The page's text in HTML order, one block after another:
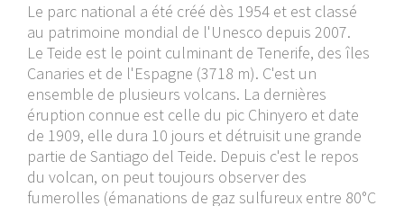
Le parc national a été créé dès 1954 et est classé
au patrimoine mondial de l'Unesco depuis 2007.
Le Teide est le point culminant de Tenerife, des îles
Canaries et de l'Espagne (3718 m). C'est un
ensemble de plusieurs volcans. La dernières
éruption connue est celle du pic Chinyero et date
de 1909, elle dura 10 jours et détruisit une grande
partie de Santiago del Teide. Depuis c'est le repos
du volcan, on peut toujours observer des
fumerolles (émanations de gaz sulfureux entre 80°C